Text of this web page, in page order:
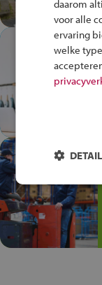
daarom
voor alle
ervaring
welke